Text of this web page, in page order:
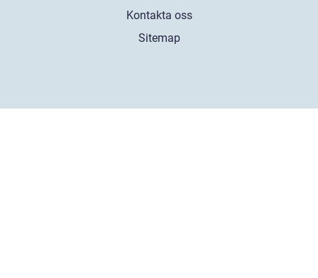
Kontakta oss
Sitemap